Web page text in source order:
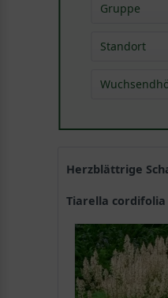
Gruppe
Standort
Herzblättrige
Tiarella